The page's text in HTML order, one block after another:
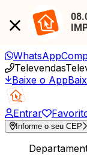
WhatsApp
Televendas
Baixe o App
Entrar
Informe o seu CEP